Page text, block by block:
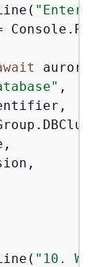
"Enter
,
"10.